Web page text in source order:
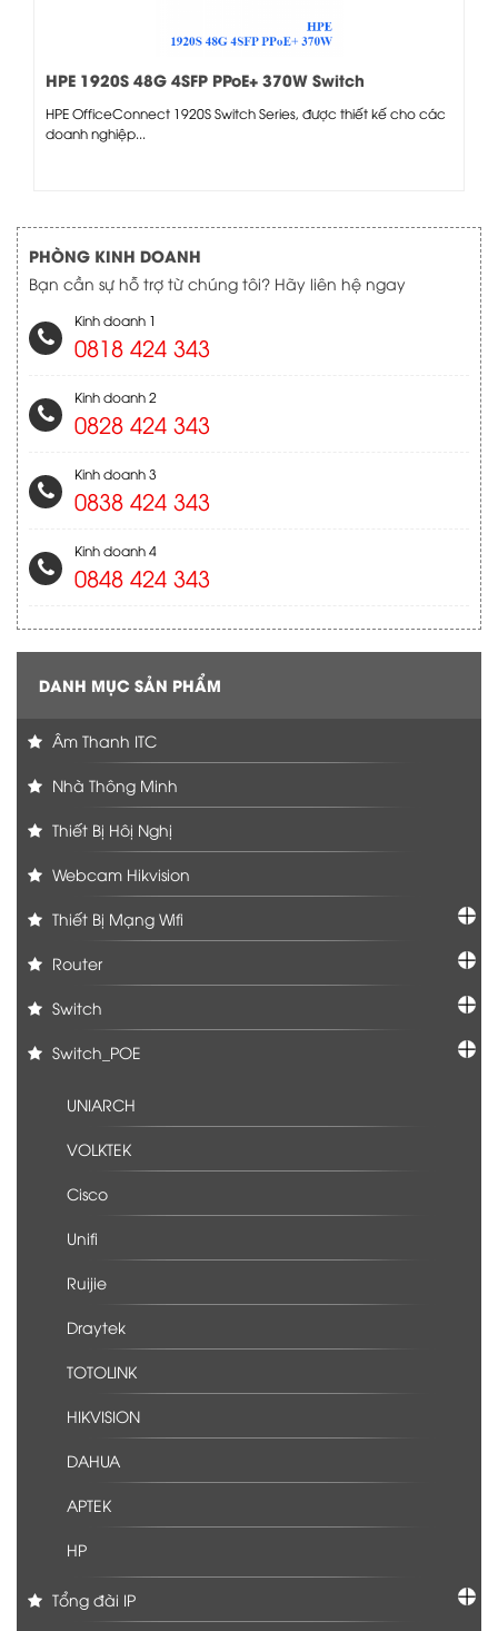
HPE 1920S 48G 4SFP PPoE+ 370W Switch
HPE OfficeConnect 1920S Switch Series, được thiết kế cho các
doanh nghiệp...
PHÒNG KINH DOANH
Bạn cần sự hỗ trợ từ chúng tôi? Hãy liên hệ ngay
Kinh doanh 1
0818 424 343
Kinh doanh 2
0828 424 343
Kinh doanh 3
0838 424 343
Kinh doanh 4
0848 424 343
DANH MỤC SẢN PHẨM
Âm Thanh ITC
Nhà Thông Minh
Thiết Bị Hôị Nghị
Webcam Hikvision
Thiết Bị Mạng Wifi
Router
Switch
Switch_POE
UNIARCH
VOLKTEK
Cisco
Unifi
Ruijie
Draytek
TOTOLINK
HIKVISION
DAHUA
APTEK
HP
Tổng đài IP